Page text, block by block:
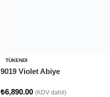
TÜKENDI
9019 Violet Abiye
₺6,890.00 (KDV dahil)